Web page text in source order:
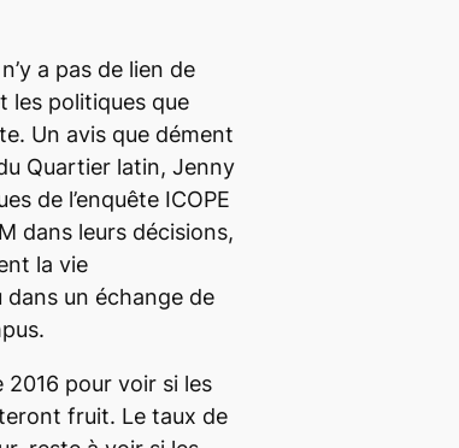
a pas de lien de
les politiques que
Un avis que dément
Quartier latin, Jenny
de l’enquête ICOPE
dans leurs décisions,
la vie
un échange de
.
pour voir si les
fruit. Le taux de